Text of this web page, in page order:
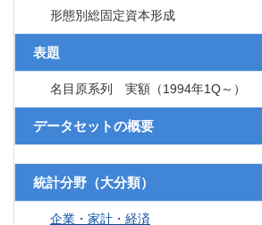
形態別総固定資本形成
表題
名目原系列 実額（1994年1Q～）
データセットの概要
統計分野（大分類）
企業・家計・経済